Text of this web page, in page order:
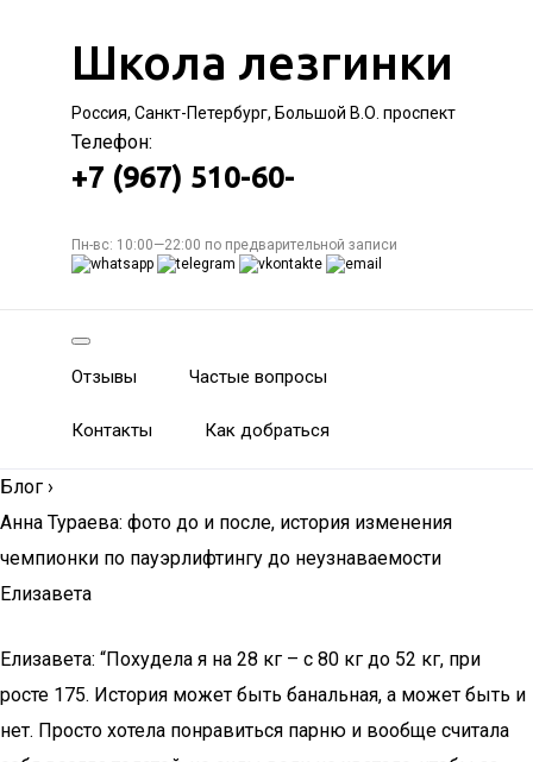
Школа лезгинки
Россия, Санкт-Петербург, Большой В.О. проспект
Телефон:
+7 (967) 510-60-
Пн-вс: 10:00—22:00 по предварительной записи
Отзывы Частые вопросы
Контакты Как добраться
Блог ›
Анна Тураева: фото до и после, история изменения
чемпионки по пауэрлифтингу до неузнаваемости
Елизавета
Елизавета: “Похудела я на 28 кг – с 80 кг до 52 кг, при
росте 175. История может быть банальная, а может быть и
нет. Просто хотела понравиться парню и вообще считала